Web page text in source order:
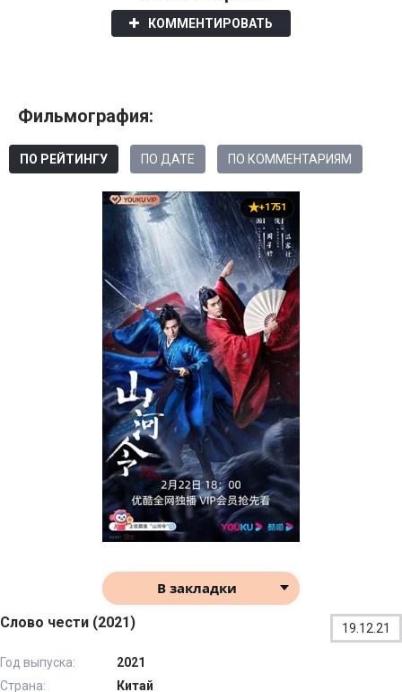
КОММЕНТИРОВАТЬ
Фильмография:
ПО РЕЙТИНГУ ПО ДАТЕ ПО КОММЕНТАРИЯМ
+1751
В закладки
Слово чести (2021) 19.12.21
Год выпуска:
2021
Страна:
Китай